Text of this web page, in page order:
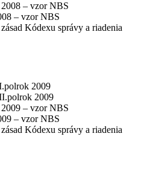
– vzor NBS
– vzor NBS
Kódexu správy a riadenia
2009
2009
– vzor NBS
– vzor NBS
Kódexu správy a riadenia